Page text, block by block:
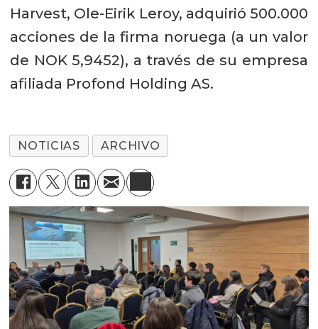
Harvest, Ole-Eirik Leroy, adquirió 500.000
acciones de la firma noruega (a un valor
de NOK 5,9452), a través de su empresa
afiliada Profond Holding AS.
NOTICIAS ARCHIVO